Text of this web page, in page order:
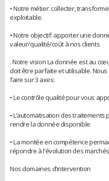
• Notre métier: collecter,
exploitable.
• Notre objectif: apporter une
valeur/qualité/coût à nos clients
. Notre vision La donnée est au
doit être parfaite et utilisable.
faire sur 3 axes:
• Le contrôle qualité pour vous
• L’automatisation des
rendre la donnée disponible
• La montée en compétence
répondre à l’évolution des
Nos domaines d’intervention